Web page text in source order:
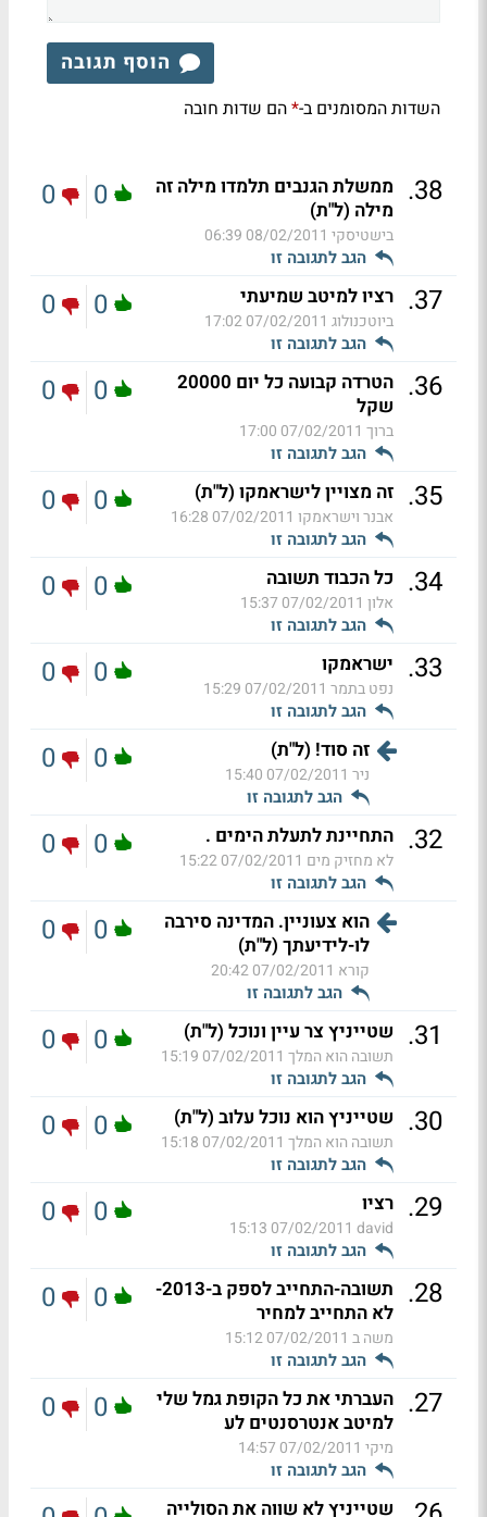
הוסף תגובה
השדות המסומנים ב-*הם שדות חובה
38
. ממשלת הגנבים תלמדו מילה זה
מילה (ל"ת)
בישטיסקי 08/02/2011 06:39
הגב לתגובה זו
0
0
37
. רציו למיטב שמיעתי
ביוטכנולוג 07/02/2011 17:02
הגב לתגובה זו
0
0
36
.
הטרדה קבועה כל יום 20000
שקל
ברוך 07/02/2011 17:00
הגב לתגובה זו
0
0
35
. זה מצויין לישראמקו (ל"ת)
אבנר וישראמקו 07/02/2011 16:28
הגב לתגובה זו
0
0
34
. כל הכבוד תשובה
אלון 07/02/2011 15:37
הגב לתגובה זו
0
0
33
. ישראמקו
נפט בתמר 07/02/2011 15:29
הגב לתגובה זו
0
0
זה סוד! (ל"ת)
ניר 07/02/2011 15:40
הגב לתגובה זו
0
0
32
. התחיינת לתעלת הימים .
לא מחזיק מים 07/02/2011 15:22
הגב לתגובה זו
0
0
הוא צעוניין. המדינה סירבה
לו-לידיעתך (ל"ת)
קורא 07/02/2011 20:42
הגב לתגובה זו
0
0
31
. שטייניץ צר עיין ונוכל (ל"ת)
תשובה הוא המלך 07/02/2011 15:19
הגב לתגובה זו
0
0
30
. שטייניץ הוא נוכל עלוב (ל"ת)
תשובה הוא המלך 07/02/2011 15:18
הגב לתגובה זו
0
0
29
. רציו
david
07/02/2011 15:13
הגב לתגובה זו
0
0
28
.
תשובה-התחייב לספק ב-2013-
לא התחייב למחיר
משה ב 07/02/2011 15:12
הגב לתגובה זו
0
0
27
. העברתי את כל הקופת גמל שלי
למיטב אנטרסנטים לע
מיקי 07/02/2011 14:57
הגב לתגובה זו
0
0
שטייניץ לא שווה את הסולייה